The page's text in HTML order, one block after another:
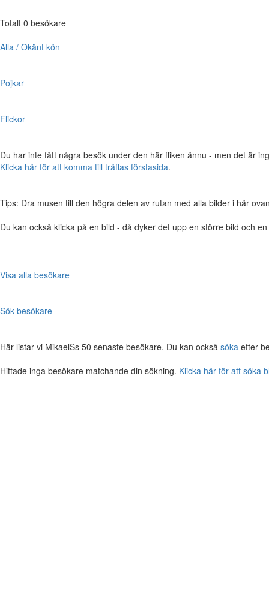
Totalt 0 besökare
Alla / Okänt kön
Pojkar
Flickor
Du har inte fått några besök under den här fliken ännu - men det är
Klicka här för att komma till träffas förstasida.
Tips: Dra musen till den högra delen av rutan med alla bilder i här
Du kan också klicka på en bild - då dyker det upp en större bild och
Visa alla besökare
Sök besökare
Här listar vi MikaelSs 50 senaste besökare. Du kan också söka efter
Hittade inga besökare matchande din sökning. Klicka här för att söka